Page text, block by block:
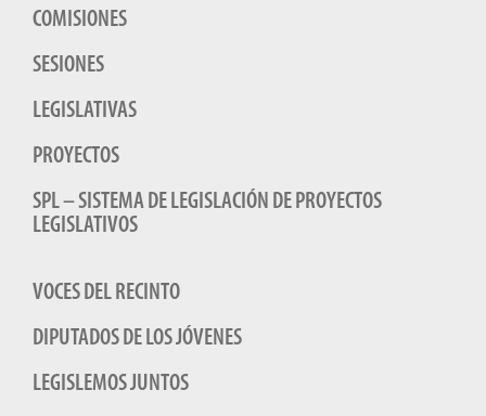
COMISIONES
SESIONES
LEGISLATIVAS
PROYECTOS
SPL – SISTEMA DE LEGISLACIÓN DE PROYECTOS
LEGISLATIVOS
VOCES DEL RECINTO
DIPUTADOS DE LOS JÓVENES
LEGISLEMOS JUNTOS